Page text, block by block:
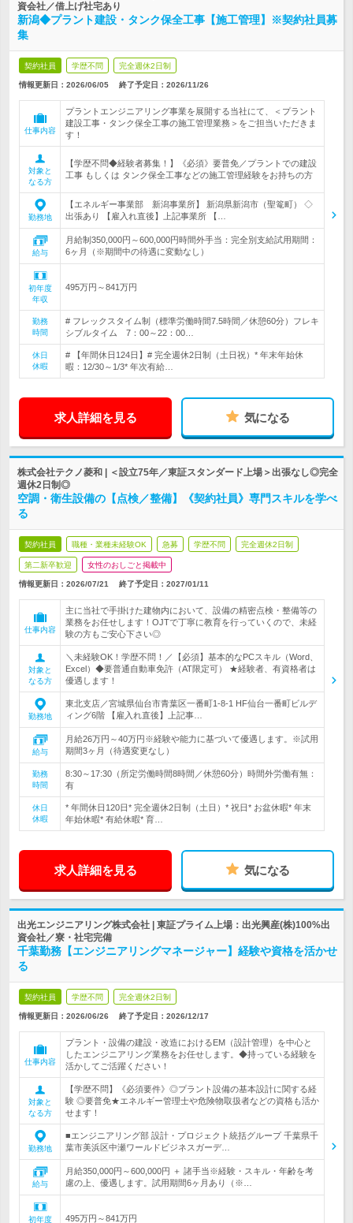
資会社／借上げ社宅あり
新潟◆プラント建設・タンク保全工事【施工管理】※契約社員募
集
契約社員 学歴不問 完全週休2日制
情報更新日：2026/06/05 終了予定日： 2026/11/26
仕事内容
プラントエンジニアリング事業を展開する当社にて、＜プラント
建設工事・タンク保全工事の施工管理業務＞をご担当いただきま
す！
対象と
なる方
【学歴不問◆経験者募集！】《必須》要普免／プラントでの建設
工事 もしくは タンク保全工事などの施工管理経験をお持ちの方
勤務地
【エネルギー事業部 新潟事業所】 新潟県新潟市（聖篭町） ◇
出張あり 【雇入れ直後】上記事業所 【…
給与
月給制350,000円～600,000円時間外手当：完全別支給試用期間：
6ヶ月（※期間中の待遇に変動なし）
初年度
年収
495万円～841万円
勤務
時間
# フレックスタイム制（標準労働時間7.5時間／休憩60分）フレキ
シブルタイム 7：00～22：00…
休日
休暇
# 【年間休日124日】# 完全週休2日制（土日祝）* 年末年始休
暇：12/30～1/3* 年次有給…
求人詳細を見る 気になる
株式会社テクノ菱和 | ＜設立75年／東証スタンダード上場＞出張なし◎完全
週休2日制◎
空調・衛生設備の【点検／整備】《契約社員》専門スキルを学べ
る
契約社員 職種・業種未経験OK 急募 学歴不問 完全週休2日制
第二新卒歓迎 女性のおしごと掲載中
情報更新日：2026/07/21 終了予定日： 2027/01/11
仕事内容
主に当社で手掛けた建物内において、設備の精密点検・整備等の
業務をお任せします！OJTで丁寧に教育を行っていくので、未経
験の方もご安心下さい◎
対象と
なる方
＼未経験OK！学歴不問！／【必須】基本的なPCスキル（Word、
Excel）◆要普通自動車免許（AT限定可） ★経験者、有資格者は
優遇します！
勤務地
東北支店／宮城県仙台市青葉区一番町1-8-1 HF仙台一番町ビルデ
ィング6階 【雇入れ直後】上記事…
給与
月給26万円～40万円※経験や能力に基づいて優遇します。※試用
期間3ヶ月（待遇変更なし）
勤務
時間
8:30～17:30（所定労働時間8時間／休憩60分）時間外労働有無：
有
休日
休暇
* 年間休日120日* 完全週休2日制（土日）* 祝日* お盆休暇* 年末
年始休暇* 有給休暇* 育…
求人詳細を見る 気になる
出光エンジニアリング株式会社 | 東証プライム上場：出光興産(株)100%出
資会社／寮・社宅完備
千葉勤務【エンジニアリングマネージャー】経験や資格を活かせ
る
契約社員 学歴不問 完全週休2日制
情報更新日：2026/06/26 終了予定日： 2026/12/17
仕事内容
プラント・設備の建設・改造におけるEM（設計管理）を中心と
したエンジニアリング業務をお任せします。◆持っている経験を
活かしてご活躍ください！
対象と
なる方
【学歴不問】《必須要件》◎プラント設備の基本設計に関する経
験 ◎要普免★エネルギー管理士や危険物取扱者などの資格も活か
せます！
勤務地
■エンジニアリング部 設計・プロジェクト統括グループ 千葉県千
葉市美浜区中瀬ワールドビジネスガーデ…
給与
月給350,000円～600,000円 ＋ 諸手当※経験・スキル・年齢を考
慮の上、優遇します。試用期間6ヶ月あり（※…
初年度 495万円～841万円